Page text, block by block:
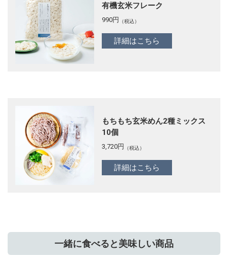
有機玄米フレーク
990円 （税込）
詳細はこちら
もちもち玄米めん2種ミックス
10個
3,720円 （税込）
詳細はこちら
一緒に食べると美味しい商品